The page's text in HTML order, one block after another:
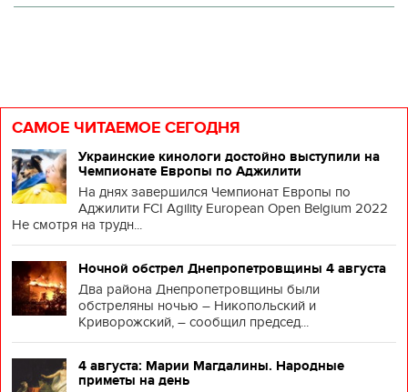
САМОЕ ЧИТАЕМОЕ СЕГОДНЯ
Украинские кинологи достойно выступили на
Чемпионате Европы по Аджилити
На днях завершился Чемпионат Европы по
Аджилити FCI Agility European Open Belgium 2022
Не смотря на трудн...
Ночной обстрел Днепропетровщины 4 августа
Два района Днепропетровщины были
обстреляны ночью – Никопольский и
Криворожский, – сообщил председ...
4 августа: Марии Магдалины. Народные
приметы на день